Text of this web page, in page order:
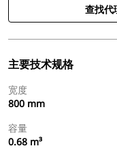
查找代
主要技术规格
宽度
800 mm
容量
0.68 m³